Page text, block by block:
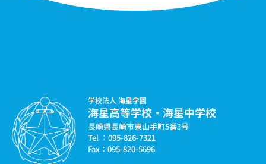
学校法人 海星学園
海星高等学校・海星中学校
長崎県長崎市東山手町5番3号
Tel ：095-826-7321
Fax：095-820-5696